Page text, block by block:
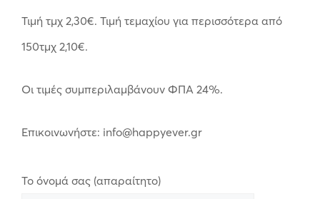
Τιμή τμχ 2,30€. Τιμή τεμαχίου για περισσότερα από
150τμχ 2,10€.
Οι τιμές συμπεριλαμβάνουν ΦΠΑ 24%.
Επικοινωνήστε: info@happyever.gr
Το όνομά σας (απαραίτητο)